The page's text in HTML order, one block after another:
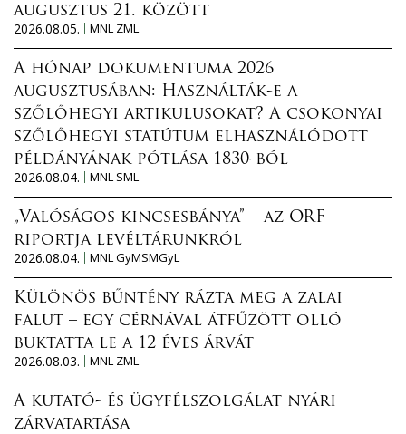
augusztus 21. között
2026.08.05.
MNL ZML
A hónap dokumentuma 2026
augusztusában: Használták-e a
szőlőhegyi artikulusokat? A csokonyai
szőlőhegyi statútum elhasználódott
példányának pótlása 1830-ból
2026.08.04.
MNL SML
„Valóságos kincsesbánya” – az ORF
riportja levéltárunkról
2026.08.04.
MNL GyMSMGyL
Különös bűntény rázta meg a zalai
falut – egy cérnával átfűzött olló
buktatta le a 12 éves árvát
2026.08.03.
MNL ZML
A kutató- és ügyfélszolgálat nyári
zárvatartása